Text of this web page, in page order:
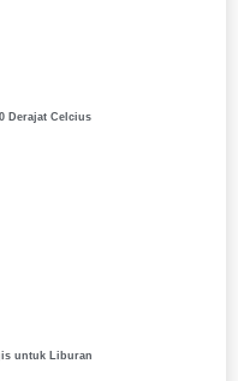
Derajat Celcius
untuk Liburan